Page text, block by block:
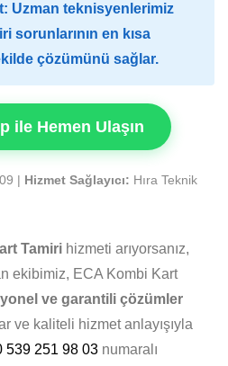
Uzman teknisyenlerimiz
sorunlarının en kısa
çözümünü sağlar.
ile Hemen Ulaşın
| Hizmet Sağlayıcı: Hıra Teknik
Tamiri hizmeti arıyorsanız,
ekibimiz, ECA Kombi Kart
ve garantili çözümler
ve kaliteli hizmet anlayışıyla
539 251 98 03 numaralı